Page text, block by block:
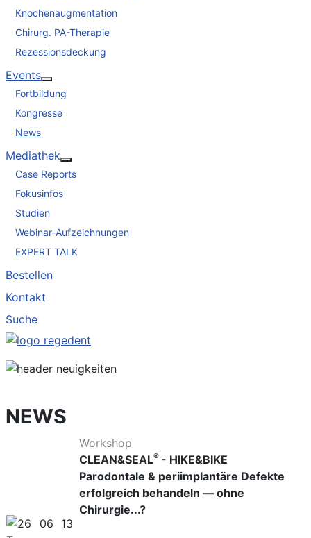
Knochenaugmentation
Chirurg. PA-Therapie
Rezessionsdeckung
Events
Weitere Informationen: Events
Fortbildung
Kongresse
News
Mediathek
Weitere Informationen: Mediathek
Case Reports
Fokusinfos
Studien
Webinar-Aufzeichnungen
EXPERT TALK
Bestellen
Kontakt
Suche
NEWS
Workshop
CLEAN&SEAL® - HIKE&BIKE
Parodontale & periimplantäre Defekte
erfolgreich behandeln — ohne
Chirurgie...?